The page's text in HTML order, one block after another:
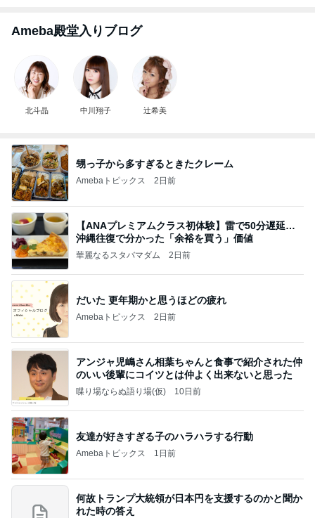
Ameba殿堂入りブログ
北斗晶 中川翔子 辻希美
甥っ子から多すぎるときたクレーム
Amebaトピックス 2日前
【ANAプレミアムクラス初体験】雷で50分遅延…
沖縄往復で分かった「余裕を買う」価値
華麗なるスタバマダム 2日前
だいた 更年期かと思うほどの疲れ
Amebaトピックス 2日前
アンジャ児嶋さん相葉ちゃんと食事で紹介された仲
のいい後輩にコイツとは仲よく出来ないと思った
喋り場ならぬ語り場(仮) 10日前
友達が好きすぎる子のハラハラする行動
Amebaトピックス 1日前
何故トランプ大統領が日本円を支援するのかと聞か
れた時の答え